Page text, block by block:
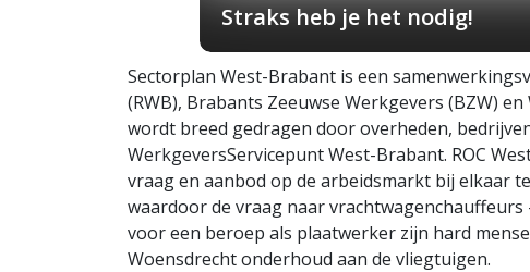
Straks heb je het nodig!
Sectorplan West-Brabant is een
(RWB), Brabants Zeeuwse Werkgevers (BZW)
wordt breed gedragen door overheden,
WerkgeversServicepunt West-Brabant. ROC
vraag en aanbod op de arbeidsmarkt bij elkaar
waardoor de vraag naar
voor een beroep als plaatwerker zijn hard
Woensdrecht onderhoud aan de vliegtuigen.